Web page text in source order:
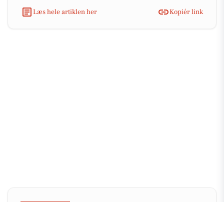
Læs hele artiklen her
Kopiér link